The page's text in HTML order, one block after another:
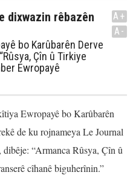
dixwazin rêbazên
bo Karûbarên Derve
Çîn û Tirkiye
Ewropayê
A+
A-
Ewropayê bo Karûbarên
de ku rojnameya Le Journal
“Armanca Rûsya, Çîn û
cîhanê biguherînin.”